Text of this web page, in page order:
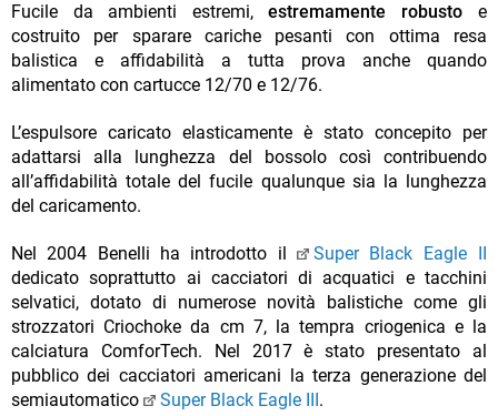
Fucile da ambienti estremi, estremamente robusto e
costruito per sparare cariche pesanti con ottima resa
balistica e affidabilità a tutta prova anche quando
alimentato con cartucce 12/70 e 12/76.
L’espulsore caricato elasticamente è stato concepito per
adattarsi alla lunghezza del bossolo così contribuendo
all’affidabilità totale del fucile qualunque sia la lunghezza
del caricamento.
Nel 2004 Benelli ha introdotto il
Super Black Eagle II
dedicato soprattutto ai cacciatori di acquatici e tacchini
selvatici, dotato di numerose novità balistiche come gli
strozzatori Criochoke da cm 7, la tempra criogenica e la
calciatura ComforTech. Nel 2017 è stato presentato al
pubblico dei cacciatori americani la terza generazione del
semiautomatico
Super Black Eagle III .